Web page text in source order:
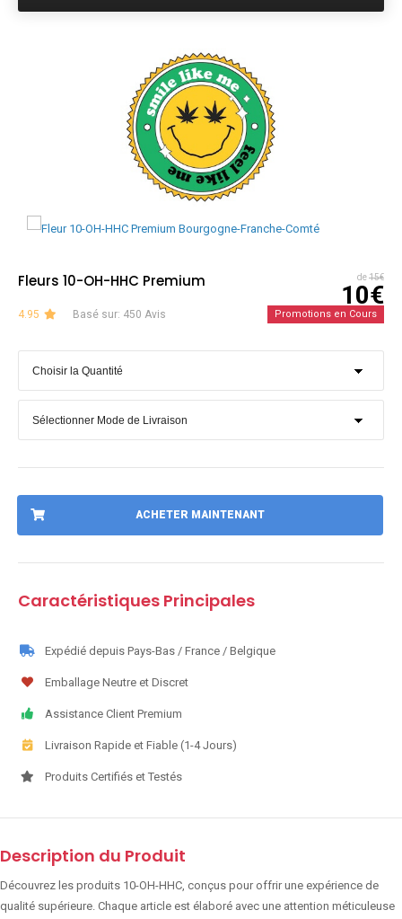
Fleurs 10-OH-HHC Premium de15€
10€
4.95 Basé sur: 450 Avis Promotions en Cours
ACHETER MAINTENANT
Caractéristiques Principales
Expédié depuis Pays-Bas / France / Belgique
Emballage Neutre et Discret
Assistance Client Premium
Livraison Rapide et Fiable (1-4 Jours)
Produits Certifiés et Testés
Description du Produit
Découvrez les produits 10-OH-HHC, conçus pour offrir une expérience de
qualité supérieure. Chaque article est élaboré avec une attention méticuleuse